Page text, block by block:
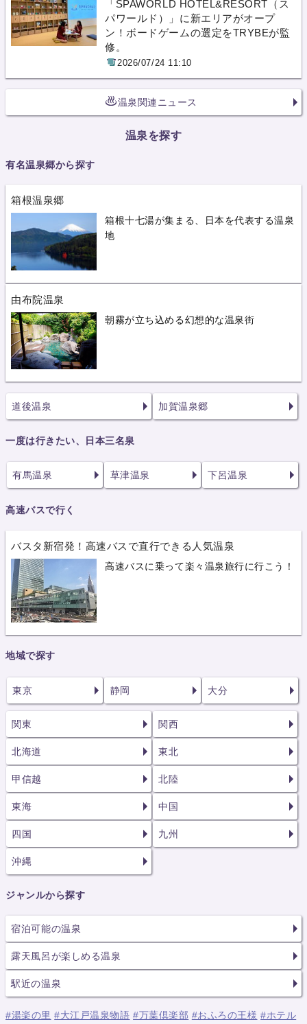
「SPAWORLD HOTEL&RESORT（ス
パワールド）」に新エリアがオープ
ン！ボードゲームの選定をTRYBEが監
修。
2026/07/24 11:10
温泉関連ニュース
温泉を探す
有名温泉郷から探す
箱根温泉郷
箱根十七湯が集まる、日本を代表する温泉
地
由布院温泉
朝霧が立ち込める幻想的な温泉街
道後温泉 加賀温泉郷
一度は行きたい、日本三名泉
有馬温泉 草津温泉 下呂温泉
高速バスで行く
バスタ新宿発！高速バスで直行できる人気温泉
高速バスに乗って楽々温泉旅行に行こう！
地域で探す
東京 静岡 大分
関東 関西
北海道 東北
甲信越 北陸
東海 中国
四国 九州
沖縄
ジャンルから探す
宿泊可能の温泉
露天風呂が楽しめる温泉
駅近の温泉
#湯楽の里 #大江戸温泉物語 #万葉倶楽部 #おふろの王様 #ホテル